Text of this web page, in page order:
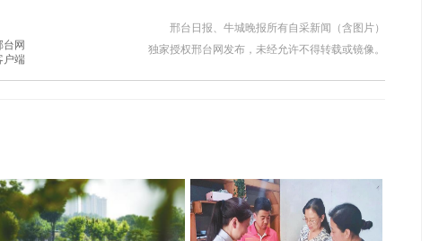
邢台日报、牛城晚报所有自采新闻（含图片）
独家授权邢台网发布，未经允许不得转载或镜像。